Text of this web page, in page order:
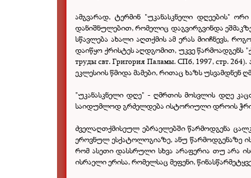
ამგვარად, ტერმინ "უკანასკნელი დღეების"
დანიშნულებით, რომელიც დაგვირგვინდა
სწავლება ახალი აღთქმის ამ ერას მიიჩნევს,
დაიწყო ქრისტეს აღდგომით, უკვე
труды свт. Григория Паламы. СПб, 1997, стр.
ეკლესიის წმიდა მამები, რითაც ხაზს უსვამდნენ
"უკანასკნელი დღე" - ღმრთის მოსვლის დღე
საიდუმლოდ გრძელდება ისტორიული დროის
ძველაღთქმისეულ ებრაელებში წარმოდგენა
ეროვნულ ესქატოლოგიაზე, ანუ წარმოდგენაზე
რომ ასეთი დასსრული სხვა არაფერია თუ არა
ისრაელი ერისა, რომელსაც მეფენი,